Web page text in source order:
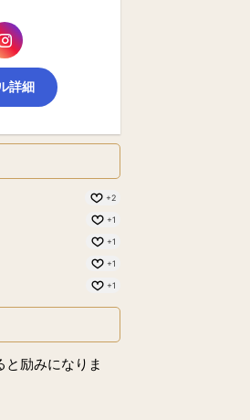
詳細
+2
+1
+1
+1
+1
励みになりま